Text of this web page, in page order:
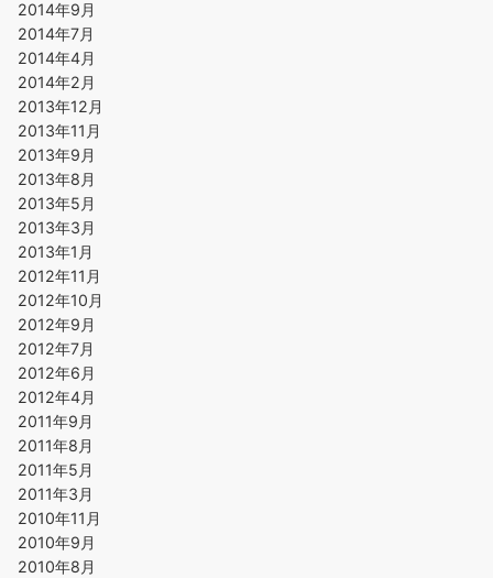
2014年9月
2014年7月
2014年4月
2014年2月
2013年12月
2013年11月
2013年9月
2013年8月
2013年5月
2013年3月
2013年1月
2012年11月
2012年10月
2012年9月
2012年7月
2012年6月
2012年4月
2011年9月
2011年8月
2011年5月
2011年3月
2010年11月
2010年9月
2010年8月